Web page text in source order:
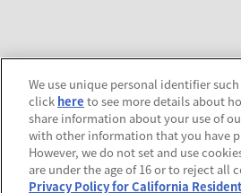
We use unique personal identifier
click here to see more details about
share information about your use of
with other information that you have
However, we do not set and use
are under the age of 16 or to reject all
Privacy Policy for California